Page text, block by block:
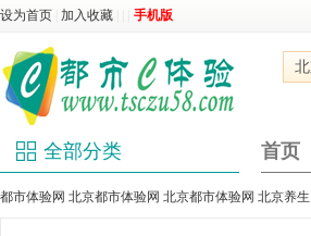
设为首页 加入收藏 手机版
全部分类 首页
都市体验网 北京都市体验网 北京都市体验网 北京养